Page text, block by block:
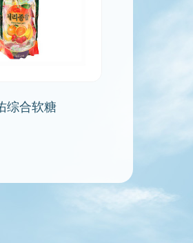
综合软糖